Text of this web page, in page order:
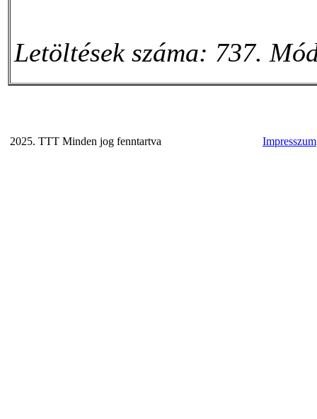
Letöltések száma: 737.
2025. TTT Minden jog fenntartva Impresszum